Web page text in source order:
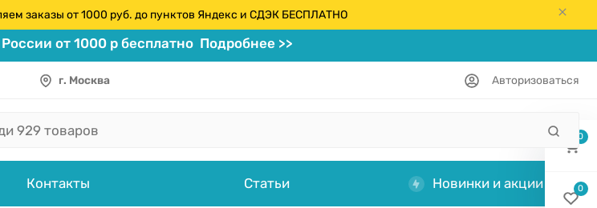
заказы от 1000 руб. до пунктов Яндекс и СДЭК БЕСПЛАТНО
от 1000 р бесплатно Подробнее >>
г. Москва Авторизоваться
Контакты Статьи Новинки и акции
0
0